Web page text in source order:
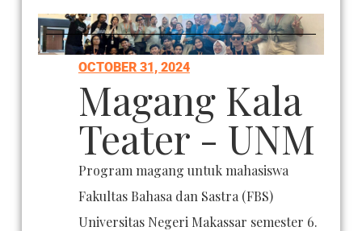
OCTOBER 31, 2024
Magang Kala
Teater - UNM
Program magang untuk mahasiswa
Fakultas Bahasa dan Sastra (FBS)
Universitas Negeri Makassar semester 6.